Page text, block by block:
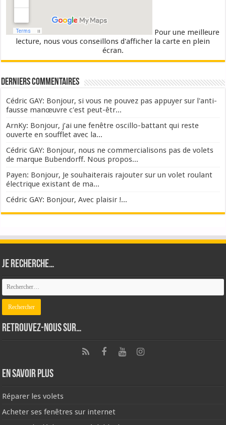
Pour une meilleure
lecture, nous vous conseillons d'afficher la carte en plein
écran.
Derniers commentaires
Cédric GAY: Bonjour, si vous ne pouvez pas appuyer sur l'anti-
fausse manœuvre c'est peut-êtr...
ArnKy: Bonjour, j’ai une fenêtre oscillo-battant qui reste
ouverte en soufflet avec la...
Cédric GAY: Bonjour, nous ne commercialisons pas de volets
de marque Bubendorff. Nous propos...
Payen: Bonjour, Je souhaiterais rajouter sur un volet roulant
électrique existant de ma...
Cédric GAY: Bonjour, Avec plaisir !...
Je recherche…
Retrouvez-nous sur…
En savoir plus
Réparer les volets
Acheter ses fenêtres sur internet